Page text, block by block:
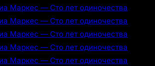
Маркес — Сто лет одиночества
Маркес — Сто лет одиночества
Маркес — Сто лет одиночества
Маркес — Сто лет одиночества
Маркес — Сто лет одиночества